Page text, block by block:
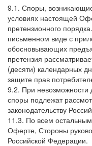
9.1. Споры,
условиях настоящей
претензионного
письменном виде с
обосновывающих
претензия
(десяти) календарных
защите прав
9.2. При невозможности
споры подлежат
законодательству
11.3. По всем
Оферте, Стороны
Российской Федерации.